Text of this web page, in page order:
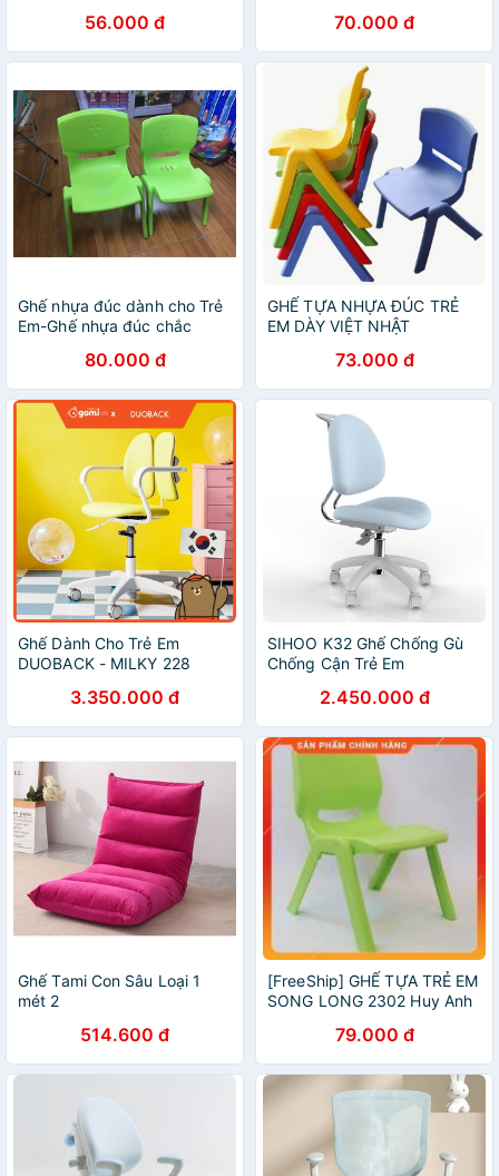
56.000 đ 70.000 đ
Ghế nhựa đúc dành cho Trẻ
Em-Ghế nhựa đúc chắc
80.000 đ
GHẾ TỰA NHỰA ĐÚC TRẺ
EM DÀY VIỆT NHẬT
73.000 đ
Ghế Dành Cho Trẻ Em
DUOBACK - MILKY 228
3.350.000 đ
SIHOO K32 Ghế Chống Gù
Chống Cận Trẻ Em
2.450.000 đ
Ghế Tami Con Sâu Loại 1
mét 2
514.600 đ
[FreeShip] GHẾ TỰA TRẺ EM
SONG LONG 2302 Huy Anh
79.000 đ